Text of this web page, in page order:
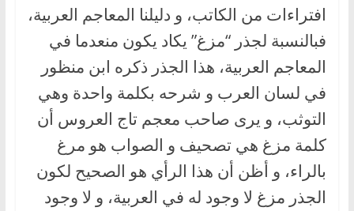
افتراءات من الكاتب، و دليلنا المعاجم العربية،
فبالنسبة لجذر “مزغ” يكاد يكون منعدما في
المعاجم العربية، هذا الجذر ذكره ابن منظور
في لسان العرب و شرحه بكلمة واحدة وهي
التوثب، و يرى صاحب معجم تاج العروس أن
كلمة مزغ هي تصحيف و الصواب هو مرغ
بالراء، و أظن أن هذا الرأي هو الصحيح لكون
الجذر مزغ لا وجود له في العربية، و لا وجود